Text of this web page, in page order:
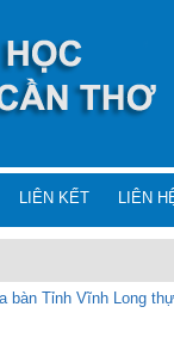
LIÊN KẾT LIÊN
bàn Tỉnh Vĩnh Long